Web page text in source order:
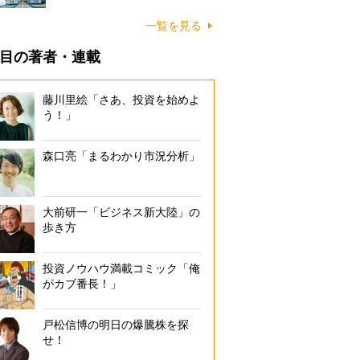
一覧を見る
の著者・連載
藤川里絵「さあ、投資を始めよ
う！」
森口亮「まるわかり市況分析」
大前研一「ビジネス新大陸」の
歩き方
投資ノウハウ満載コミック「俺
がカブ番長！」
戸松信博の明日の爆騰株を探
せ！